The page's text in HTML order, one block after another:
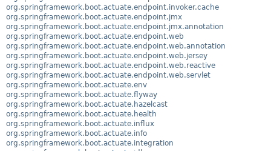
org.springframework.boot.actuate.endpoint.invoker.cache
org.springframework.boot.actuate.endpoint.jmx
org.springframework.boot.actuate.endpoint.jmx.annotation
org.springframework.boot.actuate.endpoint.web
org.springframework.boot.actuate.endpoint.web.annotation
org.springframework.boot.actuate.endpoint.web.jersey
org.springframework.boot.actuate.endpoint.web.reactive
org.springframework.boot.actuate.endpoint.web.servlet
org.springframework.boot.actuate.env
org.springframework.boot.actuate.flyway
org.springframework.boot.actuate.hazelcast
org.springframework.boot.actuate.health
org.springframework.boot.actuate.influx
org.springframework.boot.actuate.info
org.springframework.boot.actuate.integration